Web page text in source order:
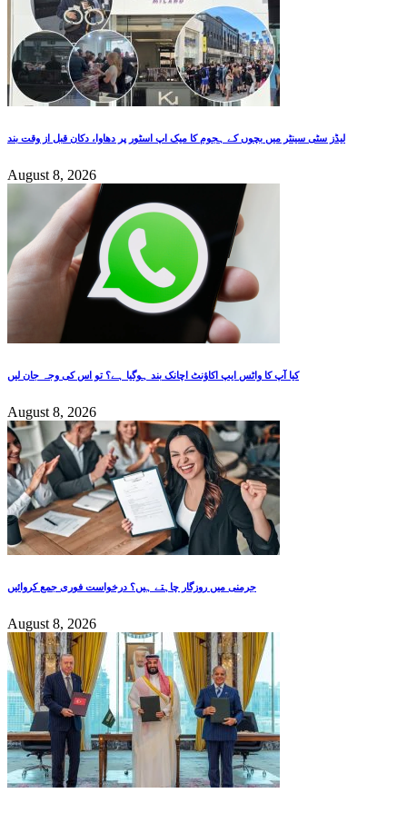
لیڈز سٹی سینٹر میں بچوں کے ہجوم کا میک اپ اسٹور پر دھاوا، دکان قبل از وقت بند
August 8, 2026
کیا آپ کا واٹس ایپ اکاؤنٹ اچانک بند ہوگیا ہے؟ تو اس کی وجہ جان لیں
August 8, 2026
جرمنی میں روزگار چاہتے ہیں؟ درخواست فوری جمع کروائیں
August 8, 2026